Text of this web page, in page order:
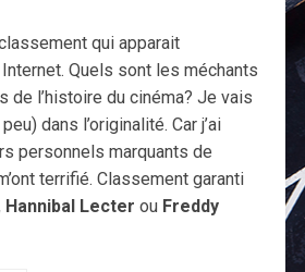
qui apparait
Quels sont les méchants
de l’histoire du cinéma? Je vais
dans l’originalité. Car j’ai
personnels marquants de
terrifié. Classement garanti
Hannibal Lecter ou Freddy